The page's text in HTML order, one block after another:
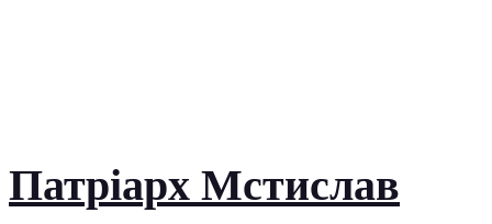
Патріарх Мстислав